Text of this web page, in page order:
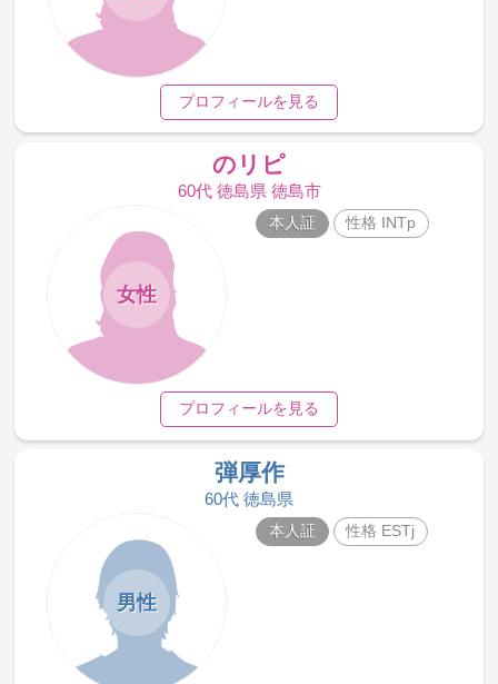
プロフィールを見る
のリピ
60代 徳島県 徳島市
女性
本人証 性格 INTp
プロフィールを見る
弾厚作
60代 徳島県
男性
本人証 性格 ESTj